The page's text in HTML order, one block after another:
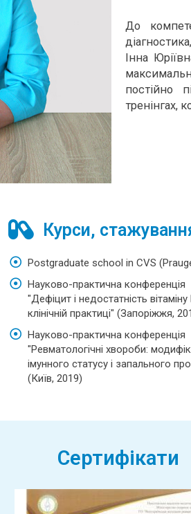
До
Інна
постійно
тренінгах,
Курси,
Postgraduate school in CVS
Науково-практична конференція
"Дефіцит і недостатність вітаміну
клінічній практиці" (Запоріжжя,
Науково-практична конференція
"Ревматологічні хвороби:
імунного статусу і запального
(Київ, 2019)
Сертифікати